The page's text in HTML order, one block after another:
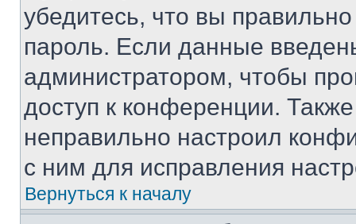
убедитесь, что вы
пароль. Если данные
администратором, чтобы
доступ к конференции.
неправильно настроил
с ним для исправления
Вернуться к началу